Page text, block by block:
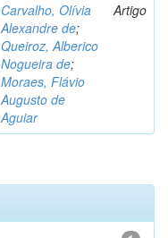
Carvalho, Olívia
Alexandre de;
Queiroz, Alberico
Nogueira de;
Moraes, Flávio
Augusto de
Aguiar
Artigo